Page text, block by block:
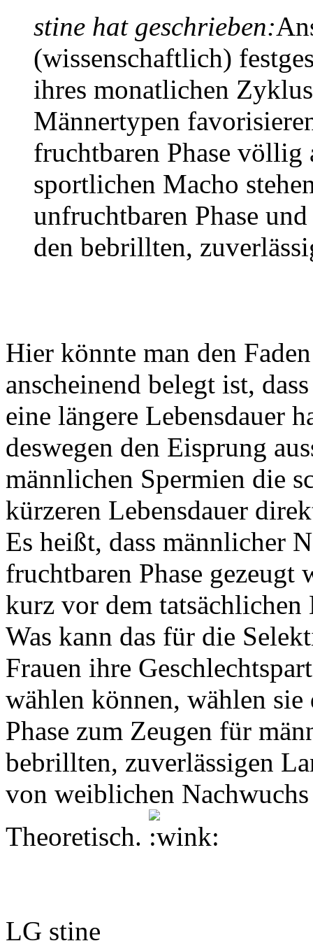
stine hat geschrieben:
(wissenschaftlich)
ihres monatlichen
Männertypen
fruchtbaren Phase völlig
sportlichen Macho
unfruchtbaren Phase
den bebrillten,
Hier könnte man den
anscheinend belegt ist,
eine längere Lebensdauer
deswegen den Eisprung
männlichen Spermien die
kürzeren Lebensdauer
Es heißt, dass männlicher
fruchtbaren Phase
kurz vor dem tatsächlichen
Was kann das für die
Frauen ihre
wählen können, wählen
Phase zum Zeugen für
bebrillten, zuverlässigen
von weiblichen
Theoretisch.
LG stine